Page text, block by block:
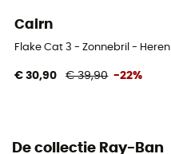
Cairn
Flake Cat 3 - Zonnebril - Heren
€ 30,90 € 39,90 -22%
De collectie Ray-Ban